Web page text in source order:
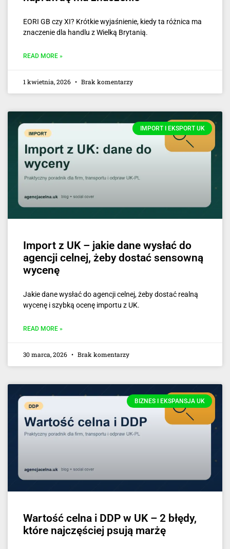
EORI GB czy XI? Krótkie wyjaśnienie, kiedy ta różnica ma
znaczenie dla handlu z Wielką Brytanią.
READ MORE »
1 kwietnia, 2026 Brak komentarzy
IMPORT I EKSPORT UK
Import z UK – jakie dane wysłać do
agencji celnej, żeby dostać sensowną
wycenę
Jakie dane wysłać do agencji celnej, żeby dostać realną
wycenę i szybką ocenę importu z UK.
READ MORE »
30 marca, 2026 Brak komentarzy
BIZNES I EKSPANSJA UK
Wartość celna i DDP w UK – 2 błędy,
które najczęściej psują marżę